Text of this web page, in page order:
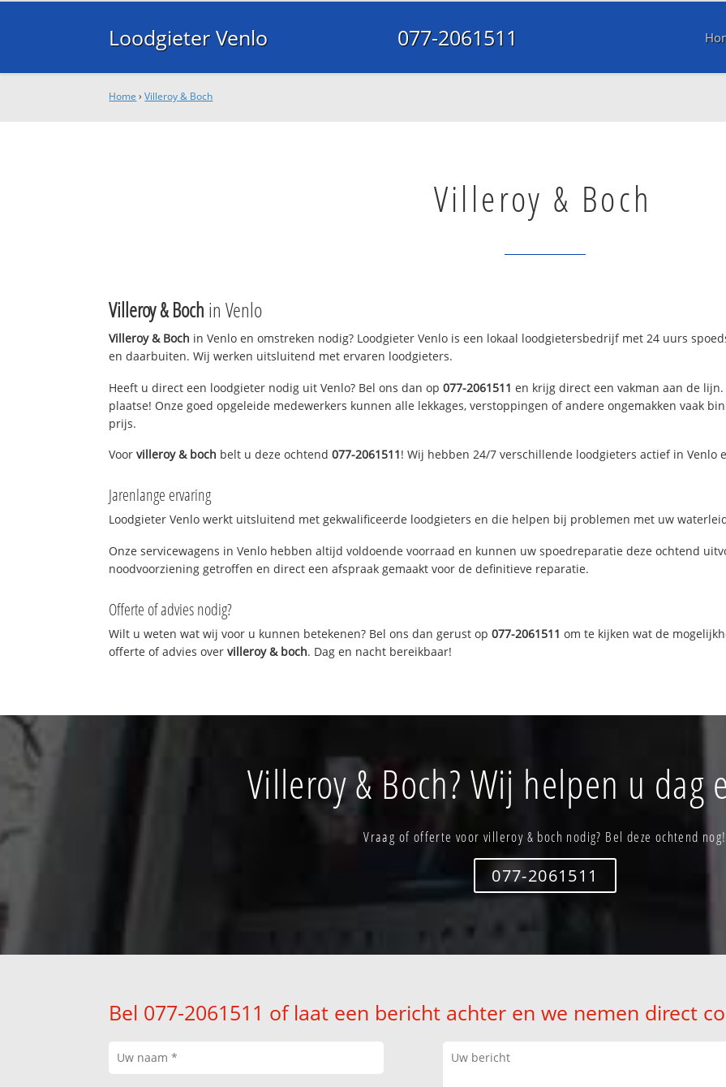
Loodgieter Venlo 077-2061511
Home ›Villeroy & Boch
Villeroy & Boch
Villeroy & Boch in Venlo
Villeroy & Boch in Venlo en omstreken nodig? Loodgieter Venlo is een lokaal loodgietersbedrijf met 24 uurs
en daarbuiten. Wij werken uitsluitend met ervaren loodgieters.
Heeft u direct een loodgieter nodig uit Venlo? Bel ons dan op077-2061511 en krijg direct een vakman aan de
plaatse! Onze goed opgeleide medewerkers kunnen alle lekkages, verstoppingen of andere ongemakken vaak
prijs.
Voorvilleroy & boch belt u deze ochtend077-2061511! Wij hebben 24/7 verschillende loodgieters actief in Venlo
Jarenlange ervaring
Loodgieter Venlo werkt uitsluitend met gekwalificeerde loodgieters en die helpen bij problemen met uw
Onze servicewagens in Venlo hebben altijd voldoende voorraad en kunnen uw spoedreparatie deze ochtend
noodvoorziening getroffen en direct een afspraak gemaakt voor de definitieve reparatie.
Offerte of advies nodig?
Wilt u weten wat wij voor u kunnen betekenen? Bel ons dan gerust op077-2061511 om te kijken wat de
offerte of advies overvilleroy & boch. Dag en nacht bereikbaar!
Villeroy & Boch? Wij helpen u dag
Vraag of offerte voor villeroy & boch nodig? Bel deze ochtend nog!
077-2061511
Bel 077-2061511 of laat een bericht achter en we nemen direct